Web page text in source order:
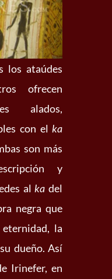
los ataúdes
ofrecen
alados,
con elka
son más
y
alka del
negra que
la
dueño. Así
Irinefer, en